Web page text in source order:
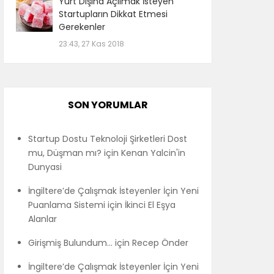
Startupların Dikkat Etmesi
Gerekenler
23:43, 27 Kas 2018
SON YORUMLAR
Startup Dostu Teknoloji Şirketleri Dost
mu, Düşman mı? için Kenan Yalcin'in
Dunyasi
İngiltere’de Çalışmak İsteyenler İçin Yeni
Puanlama Sistemi için İkinci El Eşya
Alanlar
Girişmiş Bulundum… için Recep Önder
İngiltere’de Çalışmak İsteyenler İçin Yeni